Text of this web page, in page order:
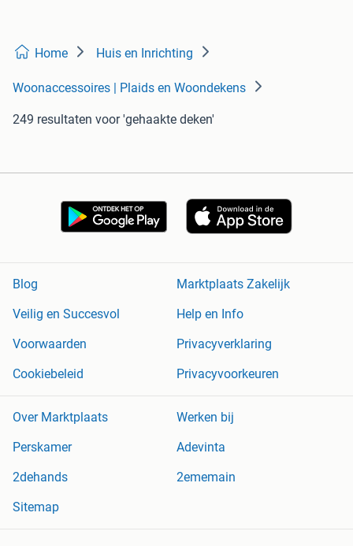
Home Huis en Inrichting
Woonaccessoires | Plaids en Woondekens
249 resultaten voor 'gehaakte deken'
Blog
Marktplaats Zakelijk
Veilig en Succesvol
Help en Info
Voorwaarden
Privacyverklaring
Cookiebeleid
Privacyvoorkeuren
Over Marktplaats
Werken bij
Perskamer
Adevinta
2dehands
2ememain
Sitemap